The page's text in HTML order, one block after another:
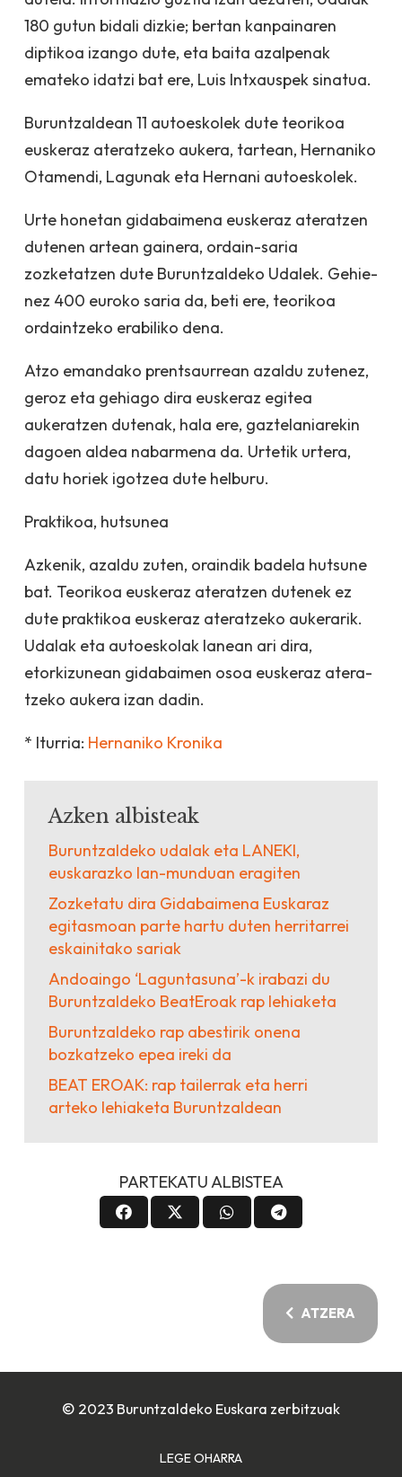
180 gutun bidali dizkie; bertan kanpainaren
diptikoa izango dute, eta baita azalpenak
emateko idatzi bat ere, Luis Intxauspek sinatua.
Bu­runtzaldean 11 au­toes­kolek dute teorikoa
euskeraz ateratzeko aukera, tartean, Hernaniko
Otamendi, La­gu­nak eta Hernani autoeskolek.
Urte honetan gidabaimena euskeraz ateratzen
dutenen artean gainera, ordain-saria
zozketatzen dute Bu­runtzaldeko Udalek. G­e­hi­e­
nez 400 euroko saria da, beti ere, teorikoa
ordaintzeko erabiliko dena.
Atzo emandako pren­tsaurrean azaldu zutenez,
geroz eta gehiago dira euskeraz egitea
aukeratzen du­tenak, hala ere, gaztelaniarekin
dagoen aldea nabarmena da. Urtetik urtera,
datu horiek igotzea dute helburu.
Praktikoa, hutsunea
Azkenik, azaldu zuten, oraindik badela hutsune
bat. Teorikoa euskeraz ateratzen dutenek ez
dute praktikoa euskeraz ateratzeko aukerarik.
Udalak eta autoeskolak lanean ari dira,
etorkizunean gidabaimen osoa euskeraz atera­
tzeko aukera izan dadin.
* Iturria: Hernaniko Kronika
Azken albisteak
Buruntzaldeko udalak eta LANEKI,
euskarazko lan-munduan eragiten
Zozketatu dira Gidabaimena Euskaraz
egitasmoan parte hartu duten herritarrei
eskainitako sariak
Andoaingo ‘Laguntasuna’-k irabazi du
Buruntzaldeko BeatEroak rap lehiaketa
Buruntzaldeko rap abestirik onena
bozkatzeko epea ireki da
BEAT EROAK: rap tailerrak eta herri
arteko lehiaketa Buruntzaldean
PARTEKATU ALBISTEA
ATZERA
© 2023 Buruntzaldeko Euskara zerbitzuak
LEGE OHARRA